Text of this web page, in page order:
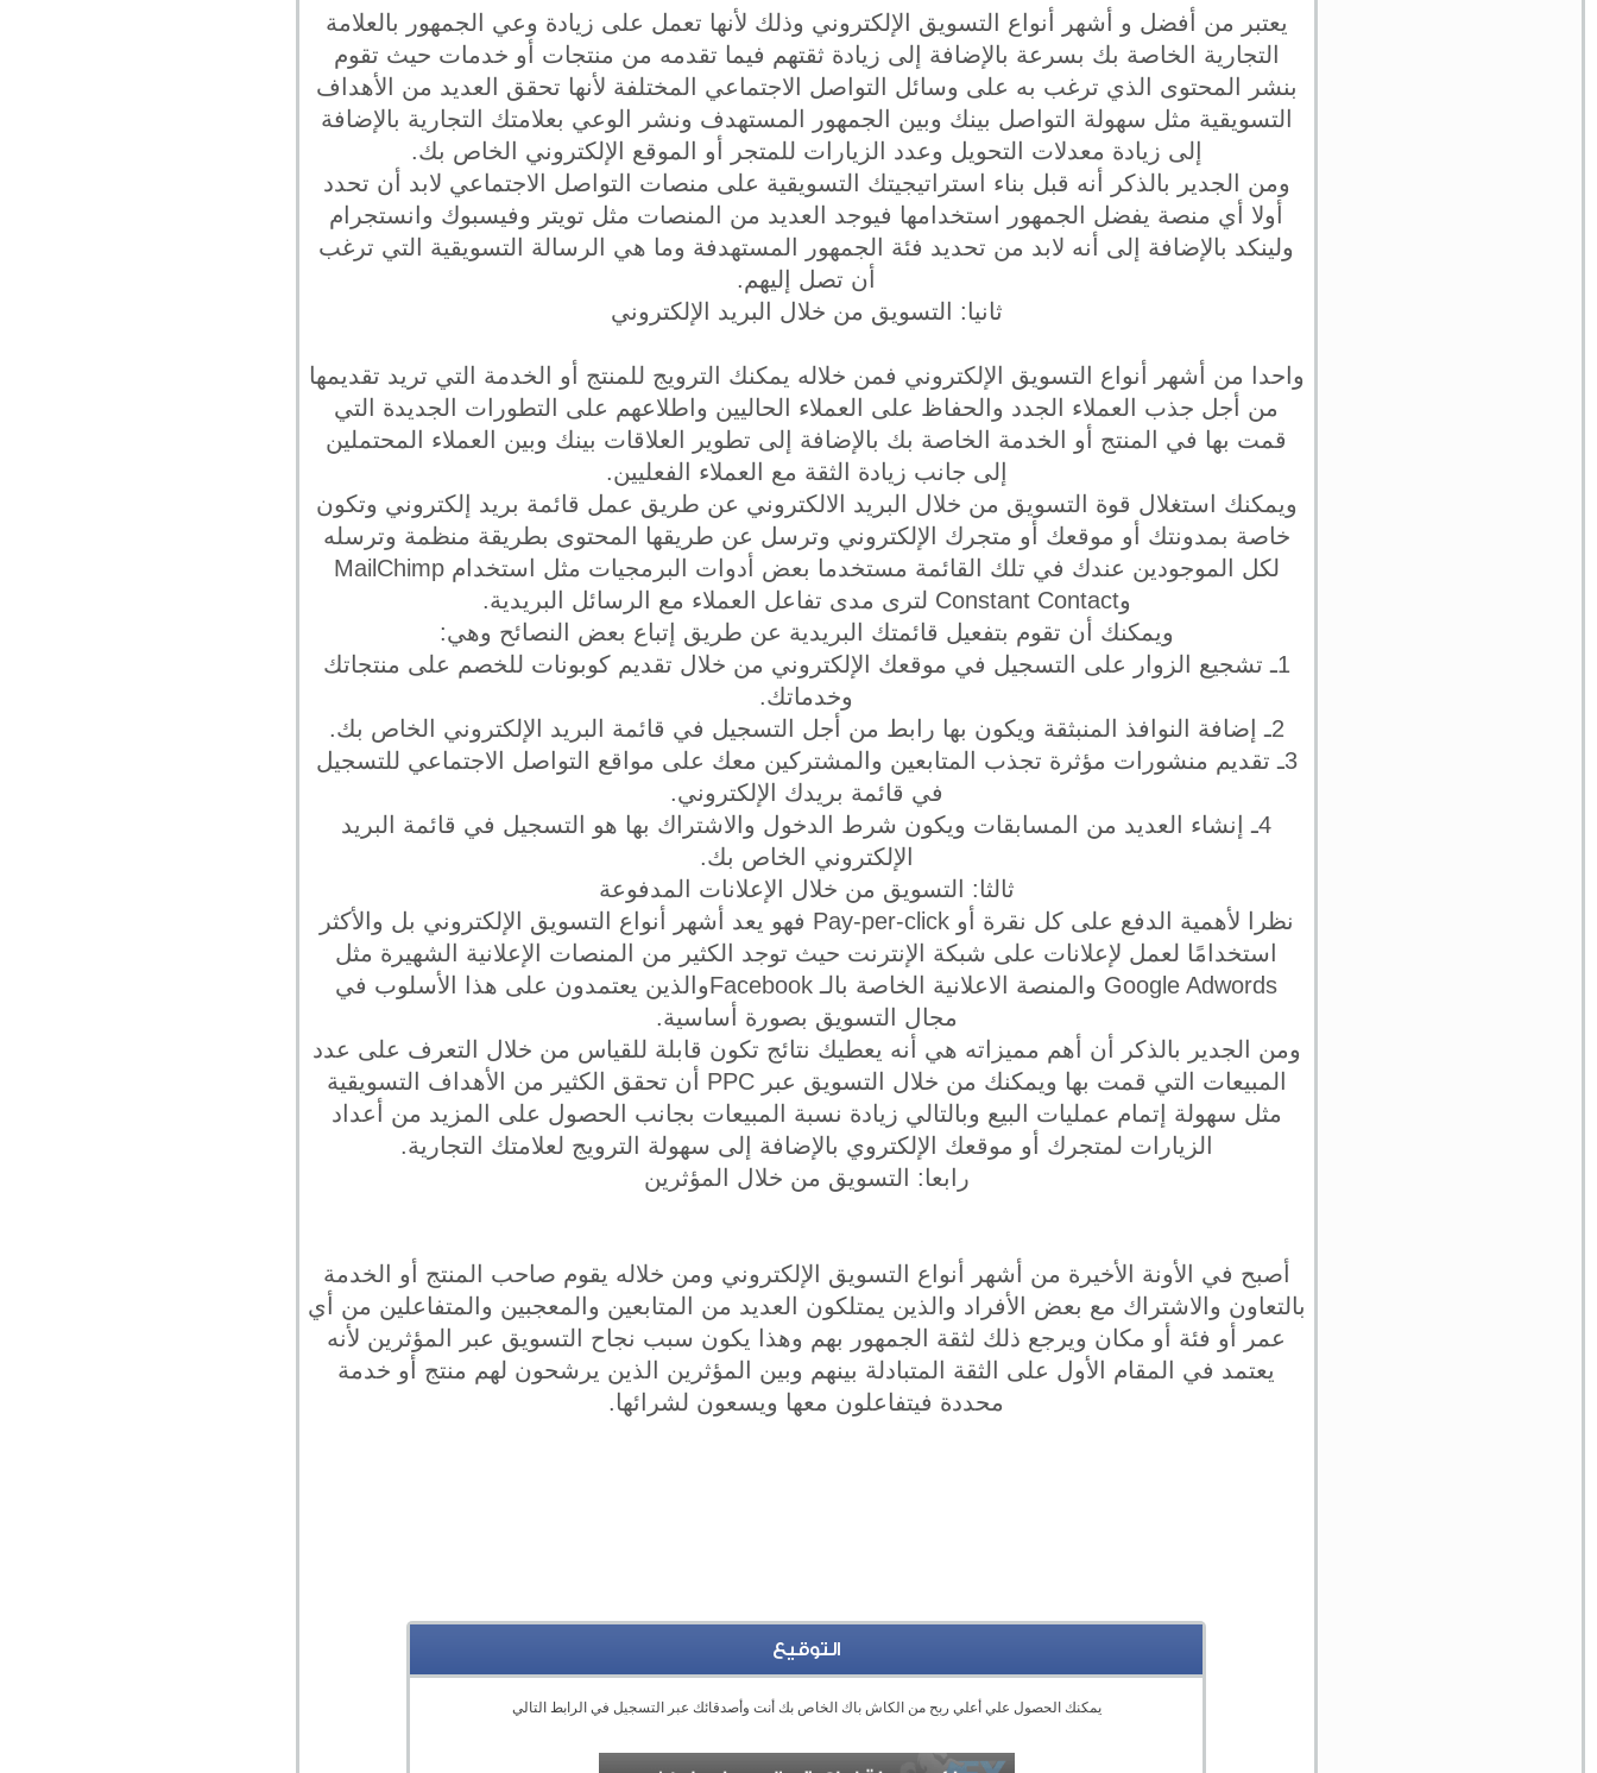
يعتبر من أفضل و أشهر أنواع التسويق الإلكتروني وذلك لأنها تعمل على زيادة وعي الجمهور بالعلامة
التجارية الخاصة بك بسرعة بالإضافة إلى زيادة ثقتهم فيما تقدمه من منتجات أو خدمات حيث تقوم
بنشر المحتوى الذي ترغب به على وسائل التواصل الاجتماعي المختلفة لأنها تحقق العديد من الأهداف
التسويقية مثل سهولة التواصل بينك وبين الجمهور المستهدف ونشر الوعي بعلامتك التجارية بالإضافة
إلى زيادة معدلات التحويل وعدد الزيارات للمتجر أو الموقع الإلكتروني الخاص بك.
ومن الجدير بالذكر أنه قبل بناء استراتيجيتك التسويقية على منصات التواصل الاجتماعي لابد أن تحدد
أولا أي منصة يفضل الجمهور استخدامها فيوجد العديد من المنصات مثل تويتر وفيسبوك وانستجرام
ولينكد بالإضافة إلى أنه لابد من تحديد فئة الجمهور المستهدفة وما هي الرسالة التسويقية التي ترغب
أن تصل إليهم.
ثانيا: التسويق من خلال البريد الإلكتروني
واحدا من أشهر أنواع التسويق الإلكتروني فمن خلاله يمكنك الترويج للمنتج أو الخدمة التي تريد تقديمها
من أجل جذب العملاء الجدد والحفاظ على العملاء الحاليين واطلاعهم على التطورات الجديدة التي
قمت بها في المنتج أو الخدمة الخاصة بك بالإضافة إلى تطوير العلاقات بينك وبين العملاء المحتملين
إلى جانب زيادة الثقة مع العملاء الفعليين.
ويمكنك استغلال قوة التسويق من خلال البريد الالكتروني عن طريق عمل قائمة بريد إلكتروني وتكون
خاصة بمدونتك أو موقعك أو متجرك الإلكتروني وترسل عن طريقها المحتوى بطريقة منظمة وترسله
لكل الموجودين عندك في تلك القائمة مستخدما بعض أدوات البرمجيات مثل استخدام MailChimp
وConstant Contact لترى مدى تفاعل العملاء مع الرسائل البريدية.
ويمكنك أن تقوم بتفعيل قائمتك البريدية عن طريق إتباع بعض النصائح وهي:
1ـ تشجيع الزوار على التسجيل في موقعك الإلكتروني من خلال تقديم كوبونات للخصم على منتجاتك
وخدماتك.
2ـ إضافة النوافذ المنبثقة ويكون بها رابط من أجل التسجيل في قائمة البريد الإلكتروني الخاص بك.
3ـ تقديم منشورات مؤثرة تجذب المتابعين والمشتركين معك على مواقع التواصل الاجتماعي للتسجيل
في قائمة بريدك الإلكتروني.
4ـ إنشاء العديد من المسابقات ويكون شرط الدخول والاشتراك بها هو التسجيل في قائمة البريد
الإلكتروني الخاص بك.
ثالثا: التسويق من خلال الإعلانات المدفوعة
نظرا لأهمية الدفع على كل نقرة أو Pay-per-click فهو يعد أشهر أنواع التسويق الإلكتروني بل والأكثر
استخدامًا لعمل لإعلانات على شبكة الإنترنت حيث توجد الكثير من المنصات الإعلانية الشهيرة مثل
Google Adwords والمنصة الاعلانية الخاصة بالـ Facebookوالذين يعتمدون على هذا الأسلوب في
مجال التسويق بصورة أساسية.
ومن الجدير بالذكر أن أهم مميزاته هي أنه يعطيك نتائج تكون قابلة للقياس من خلال التعرف على عدد
المبيعات التي قمت بها ويمكنك من خلال التسويق عبر PPC أن تحقق الكثير من الأهداف التسويقية
مثل سهولة إتمام عمليات البيع وبالتالي زيادة نسبة المبيعات بجانب الحصول على المزيد من أعداد
الزيارات لمتجرك أو موقعك الإلكتروي بالإضافة إلى سهولة الترويج لعلامتك التجارية.
رابعا: التسويق من خلال المؤثرين
أصبح في الأونة الأخيرة من أشهر أنواع التسويق الإلكتروني ومن خلاله يقوم صاحب المنتج أو الخدمة
بالتعاون والاشتراك مع بعض الأفراد والذين يمتلكون العديد من المتابعين والمعجبين والمتفاعلين من أي
عمر أو فئة أو مكان ويرجع ذلك لثقة الجمهور بهم وهذا يكون سبب نجاح التسويق عبر المؤثرين لأنه
يعتمد في المقام الأول على الثقة المتبادلة بينهم وبين المؤثرين الذين يرشحون لهم منتج أو خدمة
محددة فيتفاعلون معها ويسعون لشرائها.
التوقيع
يمكنك الحصول علي أعلي ربح من الكاش باك الخاص بك أنت وأصدقائك عبر التسجيل في الرابط التالي